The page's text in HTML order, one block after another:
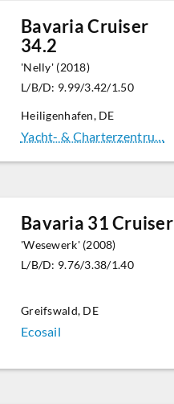
Bavaria Cruiser
34.2
'Nelly' (2018)
L/B/D: 9.99/3.42/1.50
Heiligenhafen, DE
Yacht- & Charterzentru…
Bavaria 31 Cruiser
'Wesewerk' (2008)
L/B/D: 9.76/3.38/1.40
Greifswald, DE
Ecosail